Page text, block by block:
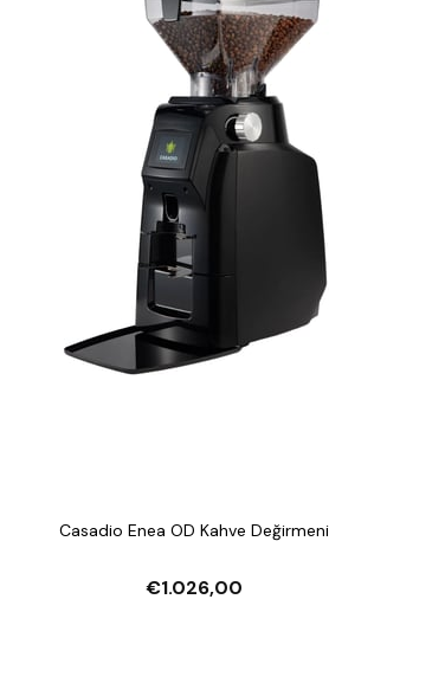
Casadio Enea OD Kahve Değirmeni
€1.026,00